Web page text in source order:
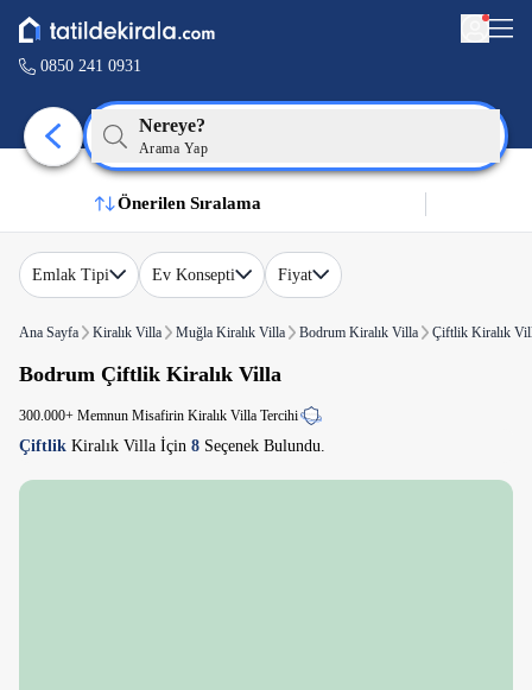
0850 241 0931
Nereye?
Arama Yap
Önerilen Sıralama
Emlak Tipi Ev Konsepti Fiyat
Ana Sayfa Kiralık Villa Muğla Kiralık Villa Bodrum Kiralık Villa Çiftlik Kiralık
Bodrum Çiftlik Kiralık Villa
300.000+ Memnun Misafirin Kiralık Villa Tercihi
Çiftlik Kiralık Villa İçin 8 Seçenek Bulundu.